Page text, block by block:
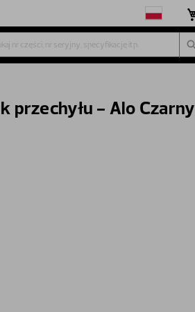
przechyłu - Alo Czarny